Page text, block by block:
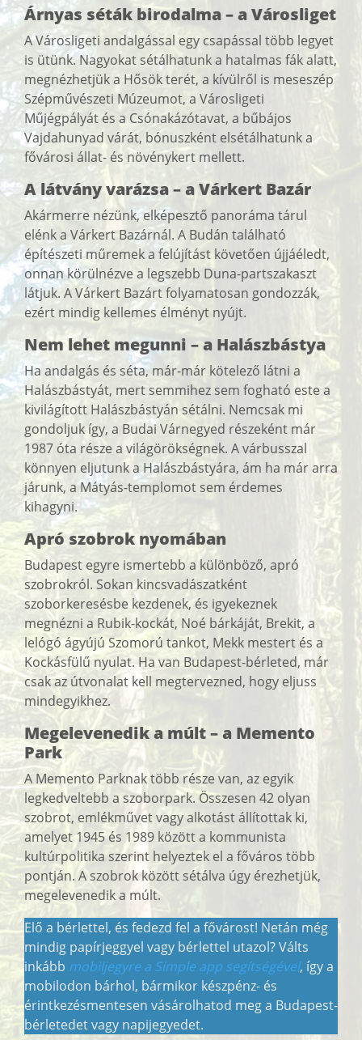
Árnyas séták birodalma – a Városliget
A Városligeti andalgással egy csapással több legyet
is ütünk. Nagyokat sétálhatunk a hatalmas fák alatt,
megnézhetjük a Hősök terét, a kívülről is meseszép
Szépművészeti Múzeumot, a Városligeti
Műjégpályát és a Csónakázótavat, a bűbájos
Vajdahunyad várát, bónuszként elsétálhatunk a
fővárosi állat- és növénykert mellett.
A látvány varázsa – a Várkert Bazár
Akármerre nézünk, elképesztő panoráma tárul
elénk a Várkert Bazárnál. A Budán található
építészeti műremek a felújítást követően újjáéledt,
onnan körülnézve a legszebb Duna-partszakaszt
látjuk. A Várkert Bazárt folyamatosan gondozzák,
ezért mindig kellemes élményt nyújt.
Nem lehet megunni – a Halászbástya
Ha andalgás és séta, már-már kötelező látni a
Halászbástyát, mert semmihez sem fogható este a
kivilágított Halászbástyán sétálni. Nemcsak mi
gondoljuk így, a Budai Várnegyed részeként már
1987 óta része a világörökségnek. A várbusszal
könnyen eljutunk a Halászbástyára, ám ha már arra
járunk, a Mátyás-templomot sem érdemes
kihagyni.
Apró szobrok nyomában
Budapest egyre ismertebb a különböző, apró
szobrokról. Sokan kincsvadászatként
szoborkeresésbe kezdenek, és igyekeznek
megnézni a Rubik-kockát, Noé bárkáját, Brekit, a
lelógó ágyújú Szomorú tankot, Mekk mestert és a
Kockásfülű nyulat. Ha van Budapest-bérleted, már
csak az útvonalat kell megtervezned, hogy eljuss
mindegyikhez.
Megelevenedik a múlt – a Memento
Park
A Memento Parknak több része van, az egyik
legkedveltebb a szoborpark. Összesen 42 olyan
szobrot, emlékművet vagy alkotást állítottak ki,
amelyet 1945 és 1989 között a kommunista
kultúrpolitika szerint helyeztek el a főváros több
pontján. A szobrok között sétálva úgy érezhetjük,
megelevenedik a múlt.
Elő a bérlettel, és fedezd fel a fővárost! Netán még
mindig papírjeggyel vagy bérlettel utazol? Válts
inkább mobiljegyre a Simple app segítségével, így a
mobilodon bárhol, bármikor készpénz- és
érintkezésmentesen vásárolhatod meg a Budapest-
bérletedet vagy napijegyedet.